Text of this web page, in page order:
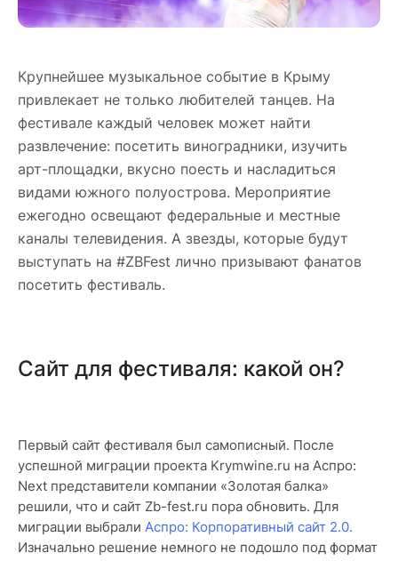
Крупнейшее музыкальное событие в Крыму
привлекает не только любителей танцев. На
фестивале каждый человек может найти
развлечение: посетить виноградники, изучить
арт-площадки, вкусно поесть и насладиться
видами южного полуострова. Мероприятие
ежегодно освещают федеральные и местные
каналы телевидения. А звезды, которые будут
выступать на #ZBFest лично призывают фанатов
посетить фестиваль.
Сайт для фестиваля: какой он?
Первый сайт фестиваля был самописный. После
успешной миграции проекта Krymwine.ru на Аспро:
Next представители компании «Золотая балка»
решили, что и сайт Zb-fest.ru пора обновить. Для
миграции выбрали Аспро: Корпоративный сайт 2.0.
Изначально решение немного не подошло под формат